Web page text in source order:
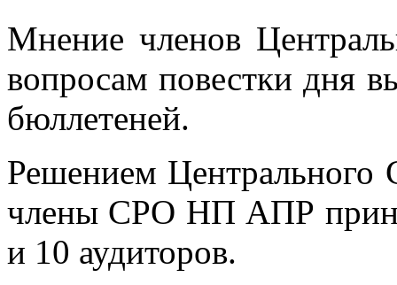
Мнение членов
вопросам повестки дня
бюллетеней.
Решением
члены СРО НП АПР
и 10 аудиторов.